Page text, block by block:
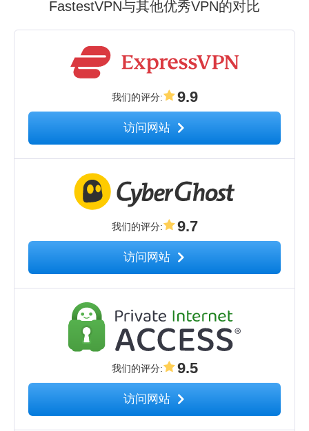
FastestVPN与其他优秀VPN的对比
我们的评分: 9.9
访问网站
我们的评分: 9.7
访问网站
我们的评分: 9.5
访问网站